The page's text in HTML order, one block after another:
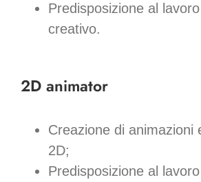
Predisposizione al
creativo.
2D animator
Creazione di animazioni
2D;
Predisposizione al